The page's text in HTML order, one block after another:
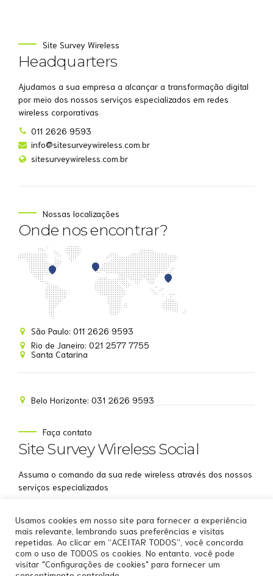
Site Survey Wireless
Headquarters
Ajudamos a sua empresa a alcançar a transformação digital
por meio dos nossos serviços especializados em redes
wireless corporativas
011 2626 9593
info@sitesurveywireless.com.br
sitesurveywireless.com.br
Nossas localizações
Onde nos encontrar?
São Paulo: 011 2626 9593
Rio de Janeiro: 021 2577 7755
Santa Catarina
Belo Horizonte: 031 2626 9593
Faça contato
Site Survey Wireless Social
Assuma o comando da sua rede wireless através dos nossos
serviços especializados
Usamos cookies em nosso site para fornecer a experiência
mais relevante, lembrando suas preferências e visitas
repetidas. Ao clicar em “ACEITAR TODOS”, você concorda
com o uso de TODOS os cookies. No entanto, você pode
visitar "Configurações de cookies" para fornecer um
Online agora
EMAIL
WHATSAPP
Aceito receber comunicações da Site Survey
Wireless
Iniciar conversa